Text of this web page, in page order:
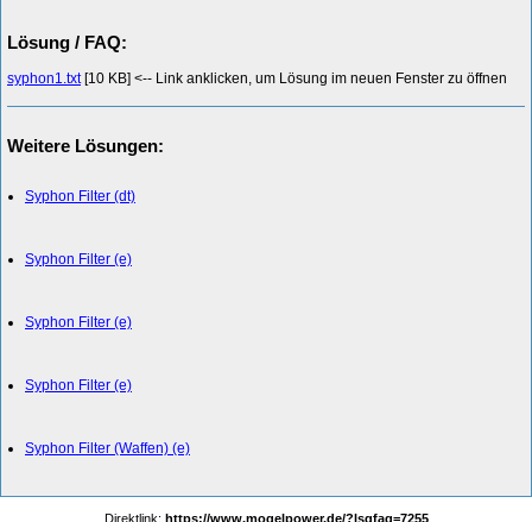
Lösung / FAQ:
syphon1.txt[10 KB] <-- Link anklicken, um Lösung im neuen Fenster zu öffnen
Weitere Lösungen:
Syphon Filter (dt)
Syphon Filter (e)
Syphon Filter (e)
Syphon Filter (e)
Syphon Filter (Waffen) (e)
Direktlink: https://www.mogelpower.de/?lsgfaq=7255